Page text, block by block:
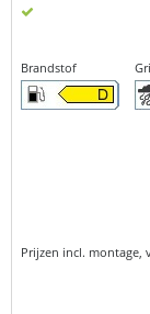
Brandstof
Prijzen incl. montage,